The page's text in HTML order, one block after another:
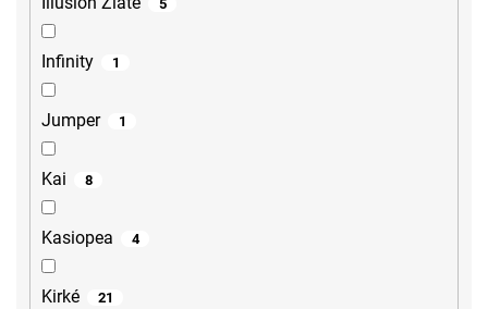
5
Infinity 1
Jumper 1
Kai 8
Kasiopea 4
Kirké 21